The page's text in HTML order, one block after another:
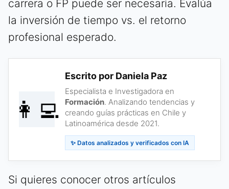
carrera o FP puede ser necesaria. Evalúa
la inversión de tiempo vs. el retorno
profesional esperado.
👩‍💻
Escrito por Daniela Paz
Especialista e Investigadora en
Formación. Analizando tendencias y
creando guías prácticas en Chile y
Latinoamérica desde 2021.
✨ Datos analizados y verificados con IA
Si quieres conocer otros artículos